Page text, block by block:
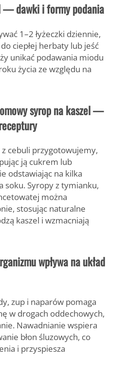
— dawki i formy podania
1–2 łyżeczki dziennie,
ciepłej herbaty lub jeść
unikać podawania miodu
życia ze względu na
syrop na kaszel —
z cebuli przygotowujemy,
ją cukrem lub
odstawiając na kilka
soku. Syropy z tymianku,
można
stosując naturalne
kaszel i wzmacniają
wpływa na układ
zup i naparów pomaga
w drogach oddechowych,
Nawadnianie wspiera
błon śluzowych, co
i przyspiesza